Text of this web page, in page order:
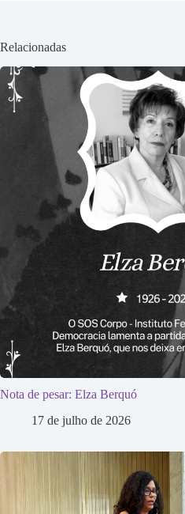
Relacionadas
Nota de pesar: Elza Berquó
17 de julho de 2026